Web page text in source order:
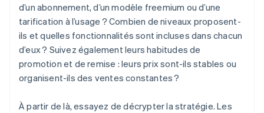
d’un abonnement, d’un modèle freemium ou d’une
tarification à l’usage ? Combien de niveaux proposent-
ils et quelles fonctionnalités sont incluses dans chacun
d’eux ? Suivez également leurs habitudes de
promotion et de remise : leurs prix sont-ils stables ou
organisent-ils des ventes constantes ?
À partir de là, essayez de décrypter la stratégie. Les